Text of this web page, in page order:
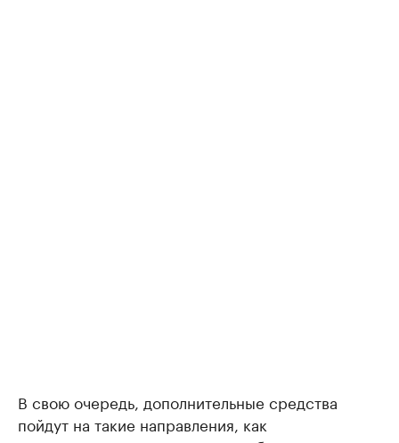
В свою очередь, дополнительные средства
пойдут на такие направления, как